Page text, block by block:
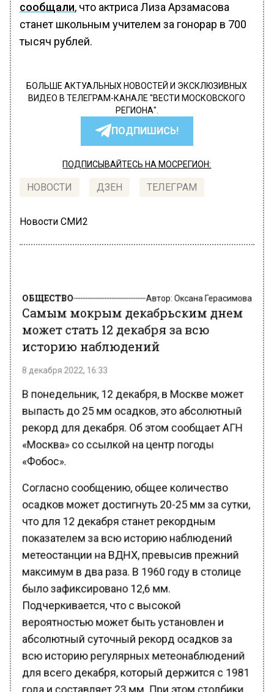
сообщали, что актриса Лиза Арзамасова
станет школьным учителем за гонорар в 700
тысяч рублей.
БОЛЬШЕ АКТУАЛЬНЫХ НОВОСТЕЙ И ЭКСКЛЮЗИВНЫХ
ВИДЕО В ТЕЛЕГРАМ-КАНАЛЕ "ВЕСТИ МОСКОВСКОГО
РЕГИОНА".
ПОДПИШИСЬ!
ПОДПИСЫВАЙТЕСЬ НА МОСРЕГИОН:
НОВОСТИ ДЗЕН ТЕЛЕГРАМ
Новости СМИ2
Самым мокрым декабрьским днем
может стать 12 декабря за всю
историю наблюдений
выпасть до 25 мм осадков, это абсолютный
рекорд для декабря. Об этом сообщает АГН
«Москва» со ссылкой на центр погоды
«Фобос».
осадков может достигнуть 20-25 мм за сутки,
что для 12 декабря станет рекордным
показателем за всю историю наблюдений
метеостанции на ВДНХ, превысив прежний
максимум в два раза. В 1960 году в столице
было зафиксировано 12,6 мм.
Подчеркивается, что с высокой
вероятностью может быть установлен и
абсолютный суточный рекорд осадков за
всю историю регулярных метеонаблюдений
для всего декабря, который держится с 1981
года и составляет 23 мм. При этом столбики